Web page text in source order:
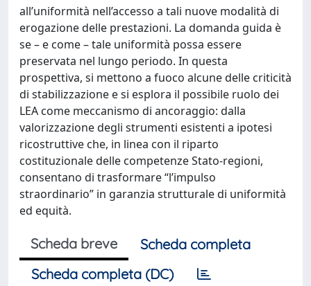
all’uniformità nell’accesso a tali nuove modalità di
erogazione delle prestazioni. La domanda guida è
se – e come – tale uniformità possa essere
preservata nel lungo periodo. In questa
prospettiva, si mettono a fuoco alcune delle criticità
di stabilizzazione e si esplora il possibile ruolo dei
LEA come meccanismo di ancoraggio: dalla
valorizzazione degli strumenti esistenti a ipotesi
ricostruttive che, in linea con il riparto
costituzionale delle competenze Stato-regioni,
consentano di trasformare “l’impulso
straordinario” in garanzia strutturale di uniformità
ed equità.
Scheda breve
Scheda completa
Scheda completa (DC)